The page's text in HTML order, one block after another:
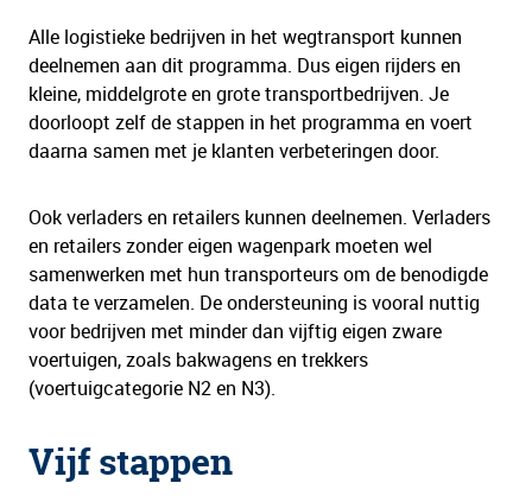
Alle logistieke bedrijven in het wegtransport kunnen
deelnemen aan dit programma. Dus eigen rijders en
kleine, middelgrote en grote transportbedrijven. Je
doorloopt zelf de stappen in het programma en voert
daarna samen met je klanten verbeteringen door.
Ook verladers en retailers kunnen deelnemen. Verladers
en retailers zonder eigen wagenpark moeten wel
samenwerken met hun transporteurs om de benodigde
data te verzamelen. De ondersteuning is vooral nuttig
voor bedrijven met minder dan vijftig eigen zware
voertuigen, zoals bakwagens en trekkers
(voertuigcategorie N2 en N3).
Vijf stappen